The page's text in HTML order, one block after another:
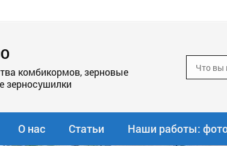
комбикормов, зерновые
зерносушилки
О нас Статьи Наши работы: